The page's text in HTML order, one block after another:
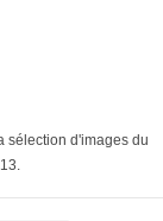
sélection d'images du